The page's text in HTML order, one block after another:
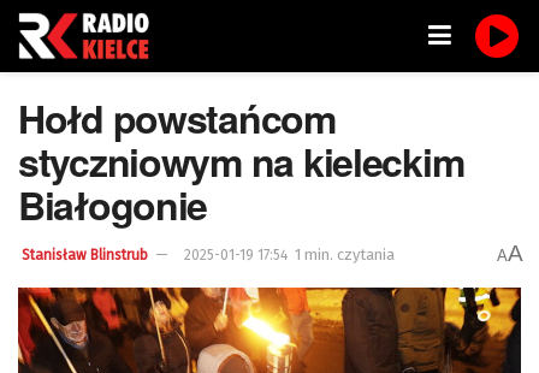
Hołd powstańcom
styczniowym na kieleckim
Białogonie
Stanisław Blinstrub 2025-01-19 17:54 1 min. czytania AA